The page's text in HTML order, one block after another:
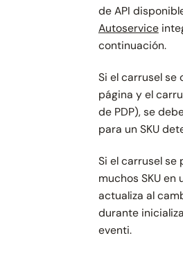
de API
Autoservice
continuación.
Si el carrusel se
página y el
de PDP), se
para un SKU
Si el carrusel
muchos SKU
actualiza al
durante
eventi.